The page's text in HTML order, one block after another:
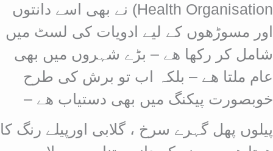
Health Organisation) نے بھی اسے دانتوں
اور مسوڑھوں کے لیے ادویات کی لسٹ میں
شامل کر رکھا ھے – بڑے شہروں میں بھی
عام ملتا ھے – بلکہ اب تو برش کی طرح
خوبصورت پیکنگ میں بھی دستیاب ھے –
پیلوں پھل گہرے سرخ ، گلابی اورپیلے رنگ کا